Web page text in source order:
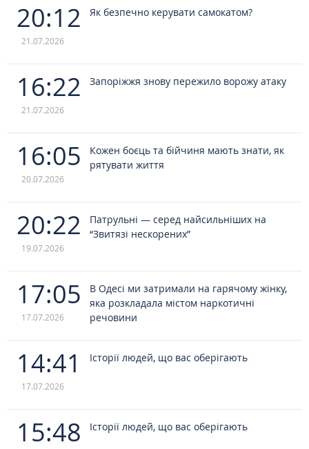
20:12
21.07.2026
Як безпечно керувати самокатом?
16:22
21.07.2026
Запоріжжя знову пережило ворожу атаку
16:05
20.07.2026
Кожен боєць та бійчиня мають знати, як
рятувати життя
20:22
19.07.2026
Патрульні — серед найсильніших на
“Звитязі нескорених”
17:05
17.07.2026
В Одесі ми затримали на гарячому жінку,
яка розкладала містом наркотичні
речовини
14:41
17.07.2026
Історії людей, що вас оберігають
15:48 Історії людей, що вас оберігають